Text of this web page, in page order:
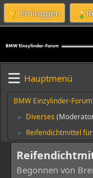
Einloggen
Hauptmenü
BMW Einzylinder-Forum
► Diverses
► Reifendichtmittel
Begonnen von